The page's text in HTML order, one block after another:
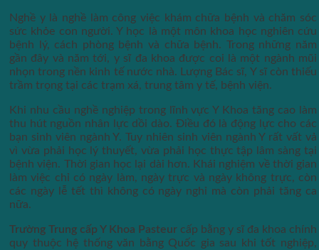
Nghề y là nghề làm công việc khám chữa bệnh và chăm sóc
sức khỏe con người. Y học là một môn khoa học nghiên cứu
bệnh lý, cách phòng bệnh và chữa bệnh. Trong những năm
gần đây và năm tới, y sĩ đa khoa được coi là một ngành mũi
nhọn trong nền kinh tế nước nhà. Lượng Bác sĩ, Y sĩ còn thiếu
trầm trọng tại các trạm xá, trung tâm y tế, bệnh viện.
Khi nhu cầu nghề nghiệp trong lĩnh vực Y Khoa tăng cao làm
thu hút nguồn nhân lực dồi dào. Điều đó là động lực cho các
bạn sinh viên ngành Y. Tuy nhiên sinh viên ngành Y rất vất vả
vì vừa phải học lý thuyết, vừa phải học thực tập lâm sàng tại
bệnh viện. Thời gian học lại dài hơn. Khái nghiệm về thời gian
làm việc chỉ có ngày làm, ngày trực và ngày không trực, còn
các ngày lễ tết thì không có ngày nghỉ mà còn phải tăng ca
nữa.
Trường Trung cấp Y Khoa Pasteur cấp bằng y sĩ đa khoa chính
quy thuộc hệ thống văn bằng Quốc gia sau khi tốt nghiệp,